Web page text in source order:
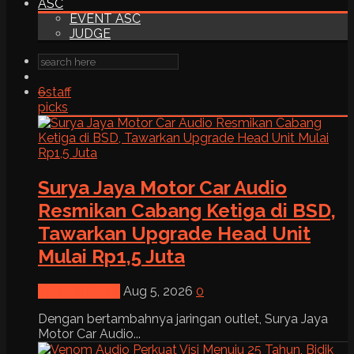
ASC
EVENT ASC
JUDGE
6staff
picks
Surya Jaya Motor Car Audio
Resmikan Cabang Ketiga di BSD,
Tawarkan Upgrade Head Unit
Mulai Rp1,5 Juta
Aug 5, 2026 0
Dengan bertambahnya jaringan outlet, Surya Jaya
Motor Car Audio...